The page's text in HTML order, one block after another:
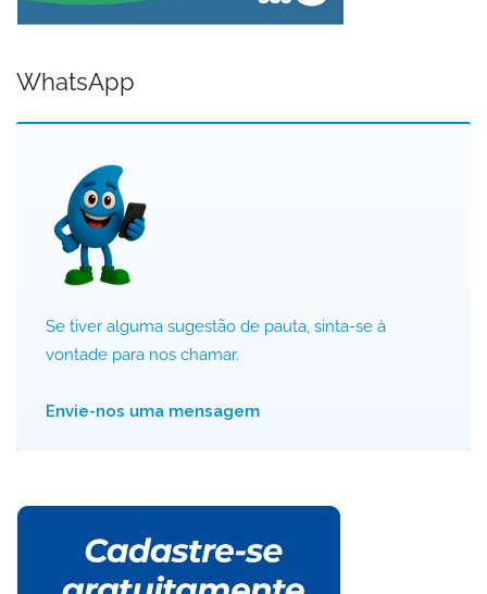
WhatsApp
Se tiver alguma sugestão de pauta, sinta-se à
vontade para nos chamar.
Envie-nos uma mensagem